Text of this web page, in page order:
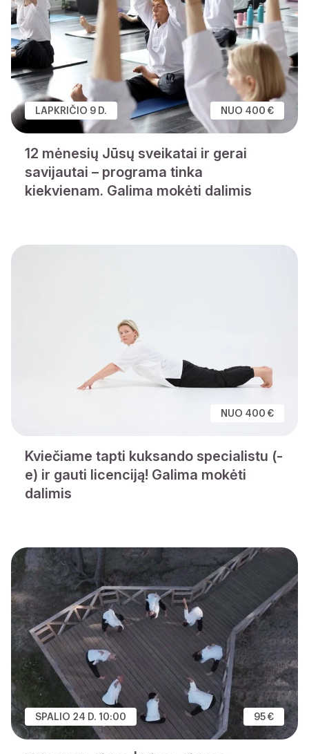
LAPKRIČIO 9 D. NUO 400 €
12 mėnesių Jūsų sveikatai ir gerai
savijautai – programa tinka
kiekvienam. Galima mokėti dalimis
NUO 400 €
Kviečiame tapti kuksando specialistu (-
e) ir gauti licenciją! Galima mokėti
dalimis
SPALIO 24 D. 10:00 95 €